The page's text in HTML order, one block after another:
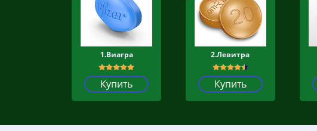
1.Виагра
Купить
2.Левитра
Купить